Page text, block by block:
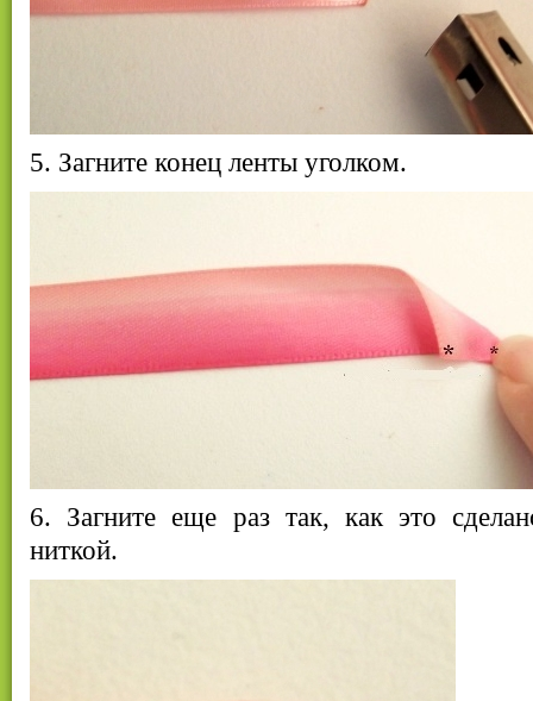
5. Загните конец ленты уголком.
6. Загните еще раз так, как это
ниткой.